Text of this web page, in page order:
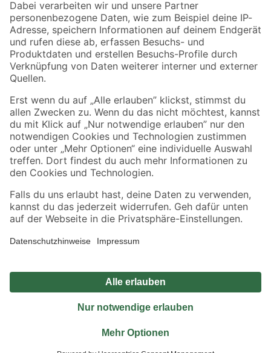
Zahlungsarten Versandarten
Sicher einkaufen
Jetzt die toom-App herunterladen
Alle Preisangaben in EUR inkl. gesetzl. MwSt.. Die dargestellten Angebote sind unter
Umständen nicht in allen Märkten verfügbar. Die angegebenen Verfügbarkeiten beziehen
Produkte nur solange der Vorrat reicht.
*Paketversand ab 59 € versandkostenfrei, gilt nicht für Artikel mit Speditionsversand, hier
Privatsphäre Impressum
Nutzungsbedingungen
Widerrufsrecht
Vertrag widerrufen
© 2026 toom Baumarkt GmbH